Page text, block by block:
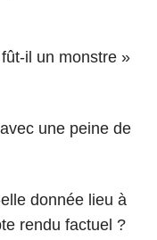
il un monstre »
une peine de
donnée lieu à
rendu factuel ?